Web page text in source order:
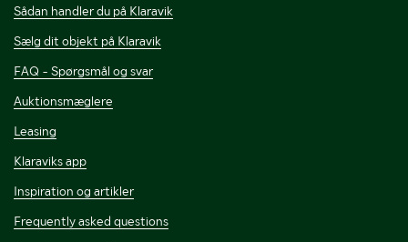
Sådan handler du på Klaravik
Sælg dit objekt på Klaravik
FAQ - Spørgsmål og svar
Auktionsmæglere
Leasing
Klaraviks app
Inspiration og artikler
Frequently asked questions